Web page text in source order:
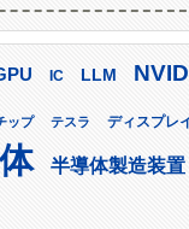
IC LLM
ップ テスラ ディスプレ
半導体製造装置